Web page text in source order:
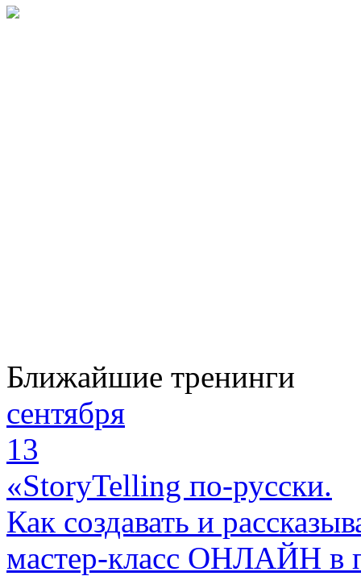
Ближайшие тренинги
сентября
13
«StoryTelling по-русски.
Как создавать и
мастер-класс ОНЛАЙН в